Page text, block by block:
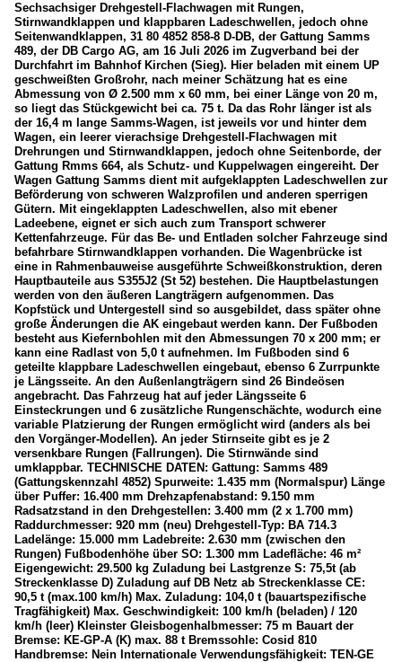
Sechsachsiger Drehgestell-Flachwagen mit Rungen,
Stirnwandklappen und klappbaren Ladeschwellen, jedoch ohne
Seitenwandklappen, 31 80 4852 858-8 D-DB, der Gattung Samms
489, der DB Cargo AG, am 16 Juli 2026 im Zugverband bei der
Durchfahrt im Bahnhof Kirchen (Sieg). Hier beladen mit einem UP
geschweißten Großrohr, nach meiner Schätzung hat es eine
Abmessung von Ø 2.500 mm x 60 mm, bei einer Länge von 20 m,
so liegt das Stückgewicht bei ca. 75 t. Da das Rohr länger ist als
der 16,4 m lange Samms-Wagen, ist jeweils vor und hinter dem
Wagen, ein leerer vierachsige Drehgestell-Flachwagen mit
Drehrungen und Stirnwandklappen, jedoch ohne Seitenborde, der
Gattung Rmms 664, als Schutz- und Kuppelwagen eingereiht. Der
Wagen Gattung Samms dient mit aufgeklappten Ladeschwellen zur
Beförderung von schweren Walzprofilen und anderen sperrigen
Gütern. Mit eingeklappten Ladeschwellen, also mit ebener
Ladeebene, eignet er sich auch zum Transport schwerer
Kettenfahrzeuge. Für das Be- und Entladen solcher Fahrzeuge sind
befahrbare Stirnwandklappen vorhanden. Die Wagenbrücke ist
eine in Rahmenbauweise ausgeführte Schweißkonstruktion, deren
Hauptbauteile aus S355J2 (St 52) bestehen. Die Hauptbelastungen
werden von den äußeren Langträgern aufgenommen. Das
Kopfstück und Untergestell sind so ausgebildet, dass später ohne
große Änderungen die AK eingebaut werden kann. Der Fußboden
besteht aus Kiefernbohlen mit den Abmessungen 70 x 200 mm; er
kann eine Radlast von 5,0 t aufnehmen. Im Fußboden sind 6
geteilte klappbare Ladeschwellen eingebaut, ebenso 6 Zurrpunkte
je Längsseite. An den Außenlangträgern sind 26 Bindeösen
angebracht. Das Fahrzeug hat auf jeder Längsseite 6
Einsteckrungen und 6 zusätzliche Rungenschächte, wodurch eine
variable Platzierung der Rungen ermöglicht wird (anders als bei
den Vorgänger-Modellen). An jeder Stirnseite gibt es je 2
versenkbare Rungen (Fallrungen). Die Stirnwände sind
umklappbar. TECHNISCHE DATEN: Gattung: Samms 489
(Gattungskennzahl 4852) Spurweite: 1.435 mm (Normalspur) Länge
über Puffer: 16.400 mm Drehzapfenabstand: 9.150 mm
Radsatzstand in den Drehgestellen: 3.400 mm (2 x 1.700 mm)
Raddurchmesser: 920 mm (neu) Drehgestell-Typ: BA 714.3
Ladelänge: 15.000 mm Ladebreite: 2.630 mm (zwischen den
Rungen) Fußbodenhöhe über SO: 1.300 mm Ladefläche: 46 m²
Eigengewicht: 29.500 kg Zuladung bei Lastgrenze S: 75,5t (ab
Streckenklasse D) Zuladung auf DB Netz ab Streckenklasse CE:
90,5 t (max.100 km/h) Max. Zuladung: 104,0 t (bauartspezifische
Tragfähigkeit) Max. Geschwindigkeit: 100 km/h (beladen) / 120
km/h (leer) Kleinster Gleisbogenhalbmesser: 75 m Bauart der
Bremse: KE-GP-A (K) max. 88 t Bremssohle: Cosid 810
Handbremse: Nein Internationale Verwendungsfähigkeit: TEN-GE